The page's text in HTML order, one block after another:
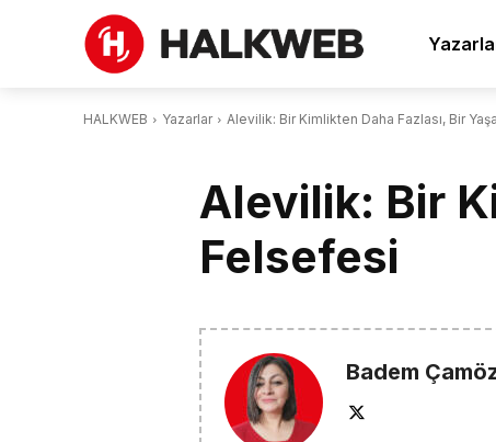
HALKWEB Yazarlar Alevilik: Bir Kimlikten Daha Fazlası, Bir
Alevilik: Bir
Felsefesi
Badem